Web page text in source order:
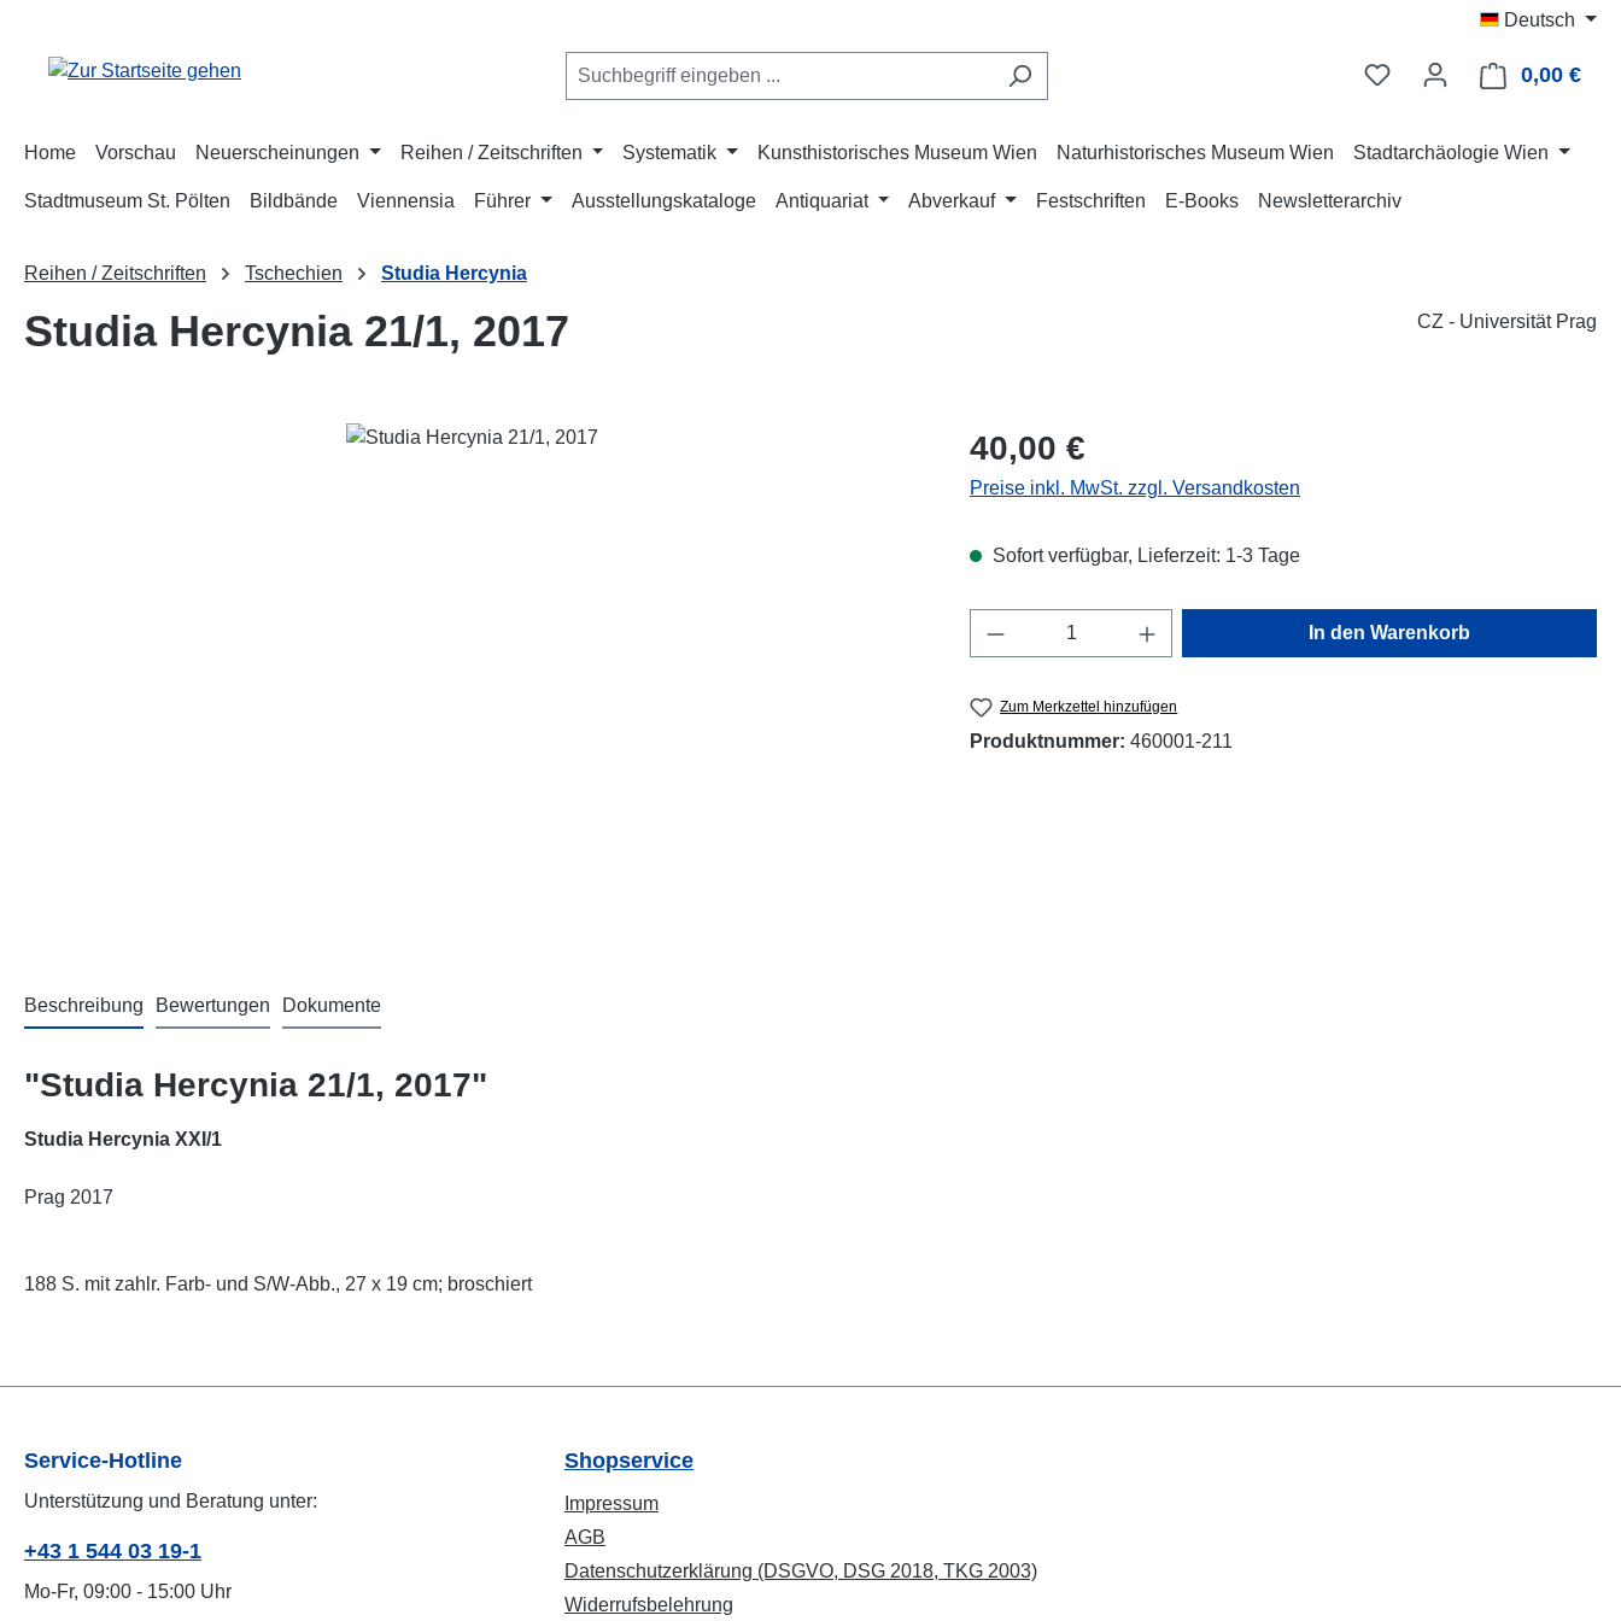
Deutsch
0,00 €
Home Vorschau Neuerscheinungen Reihen / Zeitschriften Systematik Kunsthistorisches Museum Wien Naturhistorisches Museum Wien Stadtarchäologie Wien
Stadtmuseum St. Pölten Bildbände Viennensia Führer Ausstellungskataloge Antiquariat Abverkauf Festschriften E-Books Newsletterarchiv
Reihen / Zeitschriften Tschechien Studia Hercynia
Studia Hercynia 21/1, 2017 CZ - Universität Prag
Regulärer Preis:
40,00 €
Preise inkl. MwSt. zzgl. Versandkosten
Sofort verfügbar, Lieferzeit: 1-3 Tage
Produkt Anzahl: Gib den gewünschten Wert ein
In den Warenkorb
Zum Merkzettel hinzufügen
Produktnummer: 460001-211
Beschreibung Bewertungen Dokumente
"Studia Hercynia 21/1, 2017"
Studia Hercynia XXI/1
Prag 2017
188 S. mit zahlr. Farb- und S/W-Abb., 27 x 19 cm; broschiert
Service-Hotline
Unterstützung und Beratung unter:
+43 1 544 03 19-1
Mo-Fr, 09:00 - 15:00 Uhr
Shopservice
Impressum
AGB
Datenschutzerklärung (DSGVO, DSG 2018, TKG 2003)
Widerrufsbelehrung